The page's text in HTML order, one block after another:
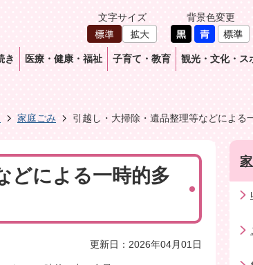
文字サイズ 背景色変更
き 医療・健康・福祉 子育て・教育 観光・文化・ス
家庭ごみ 引越し・大掃除・遺品整理等などによる
どによる一時的多
更新日：2026年04月01日